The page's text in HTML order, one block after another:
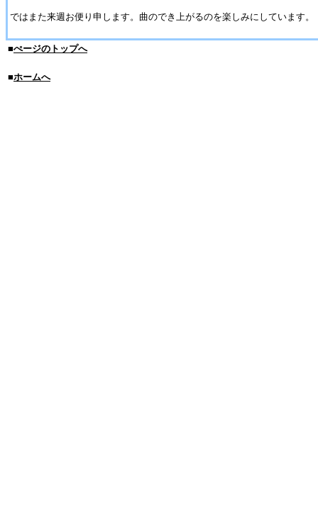
ではまた来週お便り申します。曲のでき上がるのを楽しみにしています。
■ぺージのトップへ
■ホームへ